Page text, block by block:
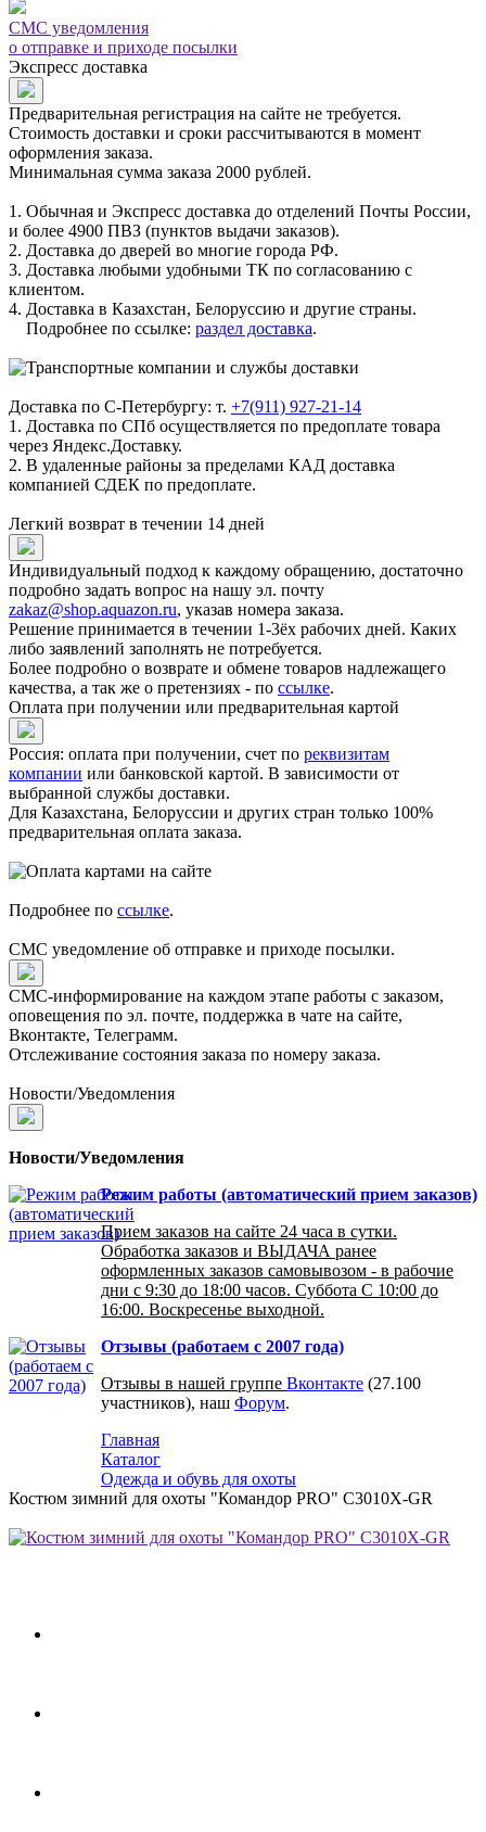
СМС уведомления
о отправке и приходе посылки
Экспресс доставка
Предварительная регистрация на сайте не требуется.
Стоимость доставки и сроки рассчитываются в момент
оформления заказа.
Минимальная сумма заказа 2000 рублей.
1. Обычная и Экспресс доставка до отделений Почты России,
и более 4900 ПВЗ (пунктов выдачи заказов).
2. Доставка до дверей во многие города РФ.
3. Доставка любыми удобными ТК по согласованию с
клиентом.
4. Доставка в Казахстан, Белоруссию и другие страны.
Подробнее по ссылке: раздел доставка.
Доставка по С-Петербургу: т. +7(911) 927-21-14
1. Доставка по СПб осуществляется по предоплате товара
через Яндекс.Доставку.
2. В удаленные районы за пределами КАД доставка
компанией СДЕК по предоплате.
Легкий возврат в течении 14 дней
Индивидуальный подход к каждому обращению, достаточно
подробно задать вопрос на нашу эл. почту
zakaz@shop.aquazon.ru, указав номера заказа.
Решение принимается в течении 1-3ёх рабочих дней. Каких
либо заявлений заполнять не потребуется.
Более подробно о возврате и обмене товаров надлежащего
качества, а так же о претензиях - по ссылке.
Оплата при получении или предварительная картой
Россия: оплата при получении, счет по реквизитам
компании или банковской картой. В зависимости от
выбранной службы доставки.
Для Казахстана, Белоруссии и других стран только 100%
предварительная оплата заказа.
Подробнее по ссылке.
СМС уведомление об отправке и приходе посылки.
СМС-информирование на каждом этапе работы с заказом,
оповещения по эл. почте, поддержка в чате на сайте,
Вконтакте, Телеграмм.
Отслеживание состояния заказа по номеру заказа.
Новости/Уведомления
Новости/Уведомления
Режим работы (автоматический прием заказов)
Прием заказов на сайте 24 часа в сутки.
Обработка заказов и ВЫДАЧА ранее
оформленных заказов самовывозом - в рабочие
дни с 9:30 до 18:00 часов. Суббота С 10:00 до
16:00. Воскресенье выходной.
Отзывы (работаем с 2007 года)
Отзывы в нашей группе Вконтакте (27.100
участников), наш Форум.
Главная
Каталог
Одежда и обувь для охоты
Костюм зимний для охоты "Командор PRO" С3010X-GR